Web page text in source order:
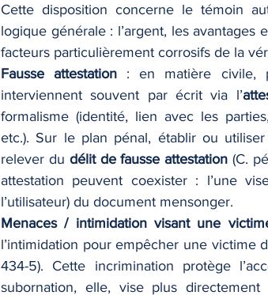
Cette disposition concerne le témoin
logique générale : l’argent, les avantages
facteurs particulièrement corrosifs de la
Fausse attestation : en matière civile,
interviennent souvent par écrit via l’
formalisme (identité, lien avec les
etc.). Sur le plan pénal, établir ou
relever du délit de fausse attestation (C.
attestation peuvent coexister : l’une
l’utilisateur) du document mensonger.
Menaces / intimidation visant une
l’intimidation pour empêcher une victime
434-5). Cette incrimination protège
subornation, elle, vise plus